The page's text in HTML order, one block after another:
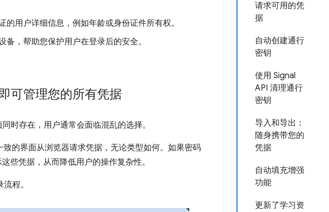
请求可用的凭
据
自动创建通行
密钥
使用 Signal
API 清理通行
密钥
导入和导出：
随身携带您的
凭据
自动填充增强
功能
更新了学习资
用户详细信息，例如年龄或身份证件所有权。
，帮助您保护用户在登录后的安全。
可管理您的所有凭据
时存在，用户通常会面临混乱的选择。
的界面从浏览器请求凭据，无论类型如何。如果密码
些凭据，从而降低用户的操作复杂性。
程。